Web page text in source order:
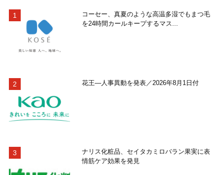
コーセー、真夏のような高温多湿でもまつ毛
を24時間カールキープするマス...
花王―人事異動を発表／2026年8月1日付
ナリス化粧品、セイタカミロバラン果実に表
情筋ケア効果を発見